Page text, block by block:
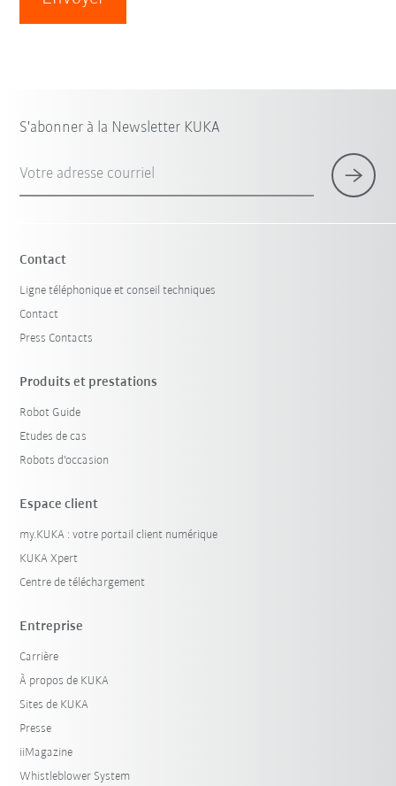
S'abonner à la Newsletter KUKA
Votre adresse courriel
Contact
Ligne téléphonique et conseil techniques
Contact
Press Contacts
Produits et prestations
Robot Guide
Etudes de cas
Robots d'occasion
Espace client
my.KUKA : votre portail client numérique
KUKA Xpert
Centre de téléchargement
Entreprise
Carrière
À propos de KUKA
Sites de KUKA
Presse
iiMagazine
Whistleblower System